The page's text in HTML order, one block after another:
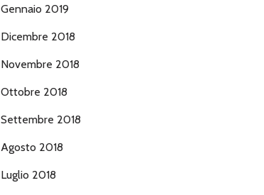
Gennaio 2019
Dicembre 2018
Novembre 2018
Ottobre 2018
Settembre 2018
Agosto 2018
Luglio 2018